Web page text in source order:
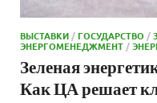
ВЫСТАВКИ /ГОСУДАРСТВО /
ЭНЕРГОМЕНЕДЖМЕНТ /
Зеленая
Как ЦА решает